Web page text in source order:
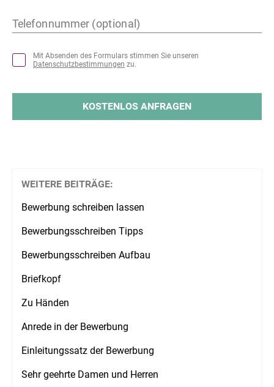
WEITERE BEITRÄGE:
Bewerbung schreiben lassen
Bewerbungsschreiben Tipps
Bewerbungsschreiben Aufbau
Briefkopf
Zu Händen
Anrede in der Bewerbung
Einleitungssatz der Bewerbung
Sehr geehrte Damen und Herren
Telefonnummer (optional)
Mit Absenden des Formulars stimmen Sie unseren
Datenschutzbestimmungen zu.